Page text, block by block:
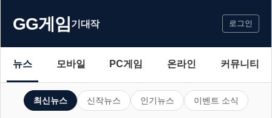
GG게임기대작 로그인
뉴스 모바일 PC게임 온라인 커뮤니티
최신뉴스 신작뉴스 인기뉴스 이벤트 소식